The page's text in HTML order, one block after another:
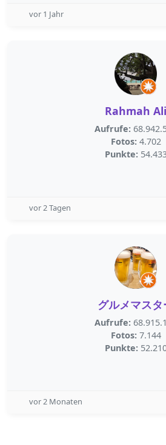
vor 1 Jahr
Rahmah Ali
Aufrufe:
Fotos: 4.702
Punkte:
vor 2 Tagen
グルメマスタ
Aufrufe:
Fotos: 7.144
Punkte:
vor 2 Monaten